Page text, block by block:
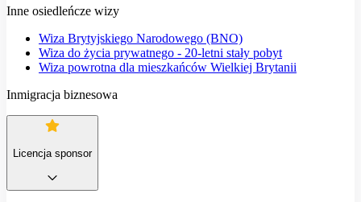
Inne osiedleńcze wizy
Wiza Brytyjskiego Narodowego (BNO)
Wiza do życia prywatnego - 20-letni stały pobyt
Wiza powrotna dla mieszkańców Wielkiej Brytanii
Inmigracja biznesowa
Licencja sponsor